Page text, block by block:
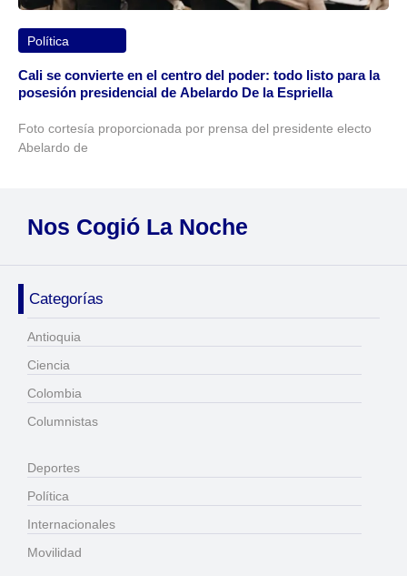
Política
Cali se convierte en el centro del poder: todo listo para la
posesión presidencial de Abelardo De la Espriella
Foto cortesía proporcionada por prensa del presidente electo
Abelardo de
Nos Cogió La Noche
Categorías
Antioquia
Ciencia
Colombia
Columnistas
Deportes
Política
Internacionales
Movilidad